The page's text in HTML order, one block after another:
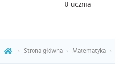
U ucznia
› Strona główna › Matematyka ›